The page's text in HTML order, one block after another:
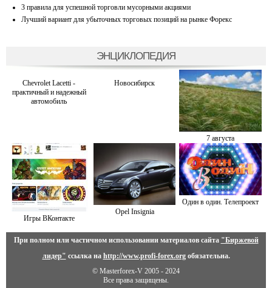
3 правила для успешной торговли мусорными акциями
Лучший вариант для убыточных торговых позиций на рынке Форекс
ЭНЦИКЛОПЕДИЯ
Chevrolet Lacetti -
практичный и надежный
автомобиль
Новосибирск
7 августа
Игры ВКонтакте
Opel Insignia
Один в один. Телепроект
При полном или частичном использовании материалов сайта "Биржевой
лидер" ссылка на http://www.profi-forex.orgобязательна.
© Masterforex-V 2005 - 2024
Все права защищены.